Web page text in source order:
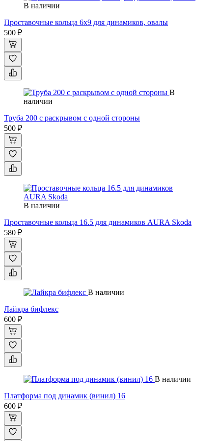
В наличии
Проставочные кольца 6x9 для динамиков, овалы
500 ₽
В
наличии
Труба 200 с раскрывом с одной стороны
500 ₽
В наличии
Проставочные кольца 16.5 для динамиков AURA Skoda
580 ₽
В наличии
Лайкра бифлекс
600 ₽
В наличии
Платформа под динамик (винил) 16
600 ₽